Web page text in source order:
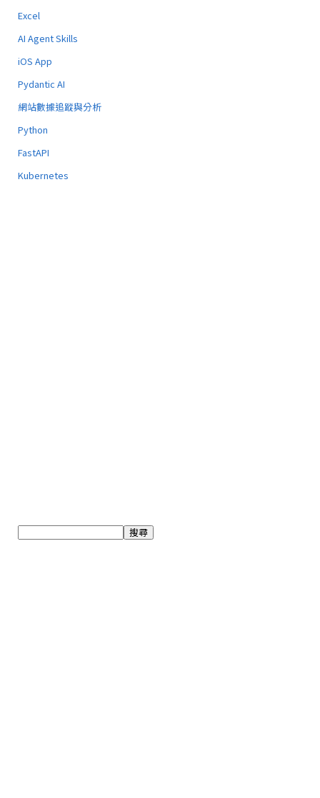
Excel
AI Agent Skills
iOS App
Pydantic AI
網站數據追蹤與分析
Python
FastAPI
Kubernetes